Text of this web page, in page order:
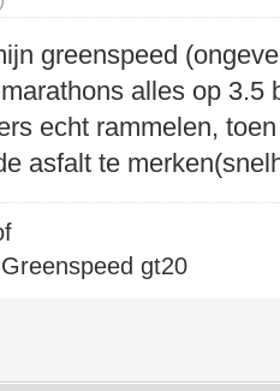
greenspeed
alles op 3.5
echt rammelen,
asfalt te
gt20